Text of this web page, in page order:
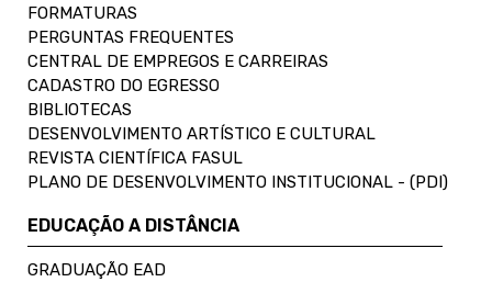
FORMATURAS
PERGUNTAS FREQUENTES
CENTRAL DE EMPREGOS E CARREIRAS
CADASTRO DO EGRESSO
BIBLIOTECAS
DESENVOLVIMENTO ARTÍSTICO E CULTURAL
REVISTA CIENTÍFICA FASUL
PLANO DE DESENVOLVIMENTO INSTITUCIONAL - (PDI)
EDUCAÇÃO A DISTÂNCIA
GRADUAÇÃO EAD